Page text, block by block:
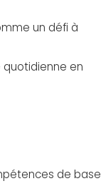
un défi à
quotidienne en
de base